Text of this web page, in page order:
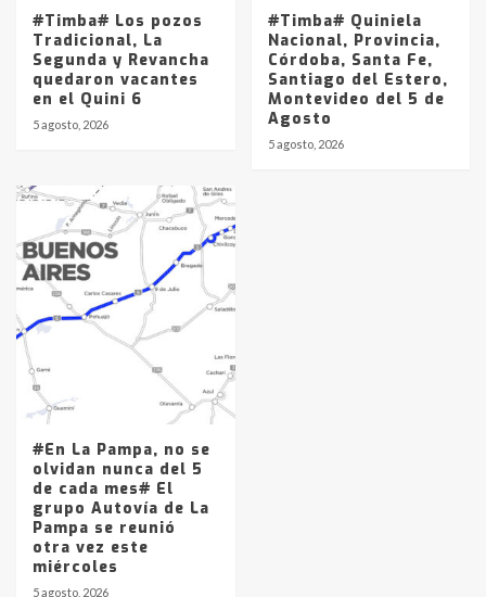
#Timba# Los pozos
Tradicional, La
Segunda y Revancha
quedaron vacantes
en el Quini 6
5 agosto, 2026
#Timba# Quiniela
Nacional, Provincia,
Córdoba, Santa Fe,
Santiago del Estero,
Montevideo del 5 de
Agosto
5 agosto, 2026
#En La Pampa, no se
olvidan nunca del 5
de cada mes# El
grupo Autovía de La
Pampa se reunió
otra vez este
miércoles
5 agosto, 2026